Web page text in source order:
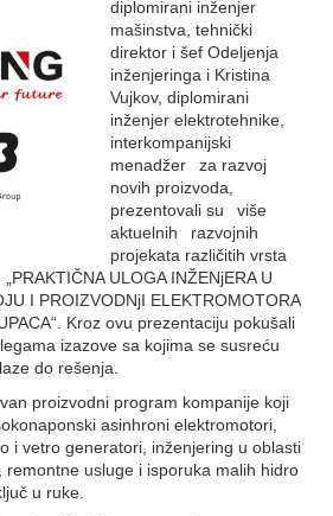
diplomirani inženjer
mašinstva, tehnički
direktor i šef Odeljenja
inženjeringa i Kristina
Vujkov, diplomirani
inženjer elektrotehnike,
interkompanijski
menadžer za razvoj
novih proizvoda,
prezentovali su više
aktuelnih razvojnih
projekata različitih vrsta
ULOGA INŽENjERA U
I PROIZVODNjI ELEKTROMOTORA
Kroz ovu prezentaciju pokušali
izazove sa kojima se susreću
do rešenja.
proizvodni program kompanije koji
asinhroni elektromotori,
i vetro generatori, inženjering u oblasti
remontne usluge i isporuka malih hidro
u ruke.